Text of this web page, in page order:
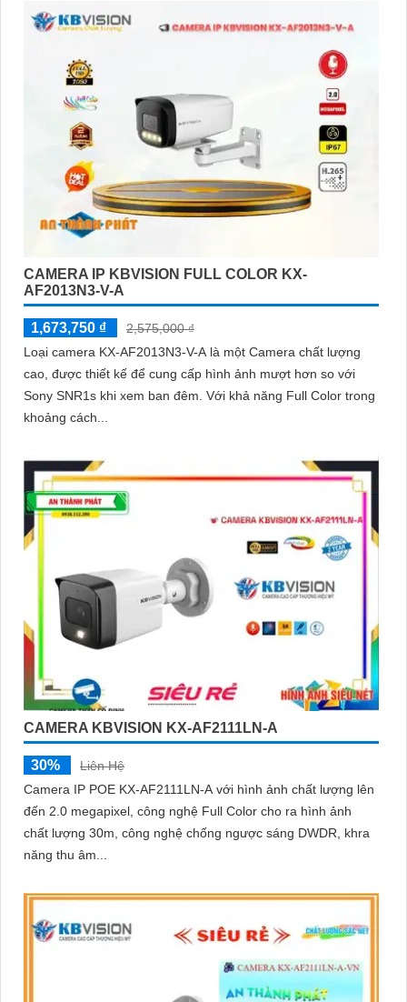
CAMERA IP KBVISION FULL COLOR KX-
AF2013N3-V-A
1,673,750 ₫
2,575,000 ₫
Loại camera KX-AF2013N3-V-A là một Camera chất lượng
cao, được thiết kế để cung cấp hình ảnh mượt hơn so với
Sony SNR1s khi xem ban đêm. Với khả năng Full Color trong
khoảng cách...
CAMERA KBVISION KX-AF2111LN-A
30%
Liên Hệ
Camera IP POE KX-AF2111LN-A với hình ảnh chất lượng lên
đến 2.0 megapixel, công nghệ Full Color cho ra hình ảnh
chất lượng 30m, công nghệ chống ngược sáng DWDR, khra
năng thu âm...